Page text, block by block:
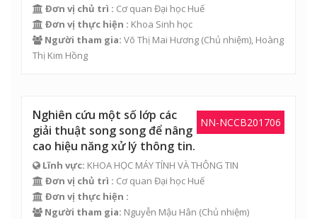
Đơn vị chủ trì : Cơ quan Đại học Huế
Đơn vị thực hiện : Khoa Sinh học
Người tham gia: Võ Thị Mai Hương (Chủ nhiệm), Hoàng
Thị Kim Hồng
NN-NCCB201706
Nghiên cứu một số lớp các
giải thuật song song để nâng
cao hiệu năng xử lý thông tin.
Lĩnh vực: KHOA HỌC MÁY TÍNH VÀ THÔNG TIN
Đơn vị chủ trì : Cơ quan Đại học Huế
Đơn vị thực hiện :
Người tham gia: Nguyễn Mậu Hân (Chủ nhiệm)